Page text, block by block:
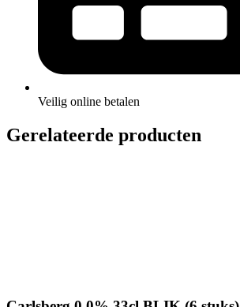
Veilig online betalen
Gerelateerde producten